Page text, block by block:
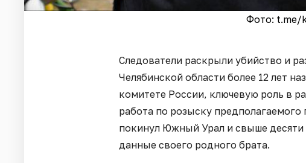
Фото: t.me/
Следователи раскрыли убийство и
Челябинской области более 12 лет
комитете России, ключевую роль в
работа по розыску
покинул Южный Урал и свыше десяти
данные своего родного брата.